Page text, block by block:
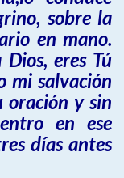
sobre la
en mano.
eres Tú
mi salvación
oración y sin
en ese
días antes